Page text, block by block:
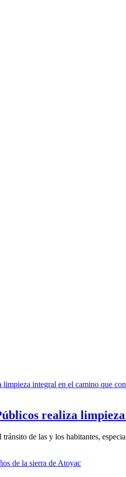
realiza
de las y los habitantes,